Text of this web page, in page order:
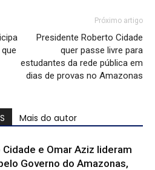
Próximo artigo
Presidente Roberto Cidade
quer passe livre para
estudantes da rede pública em
dias de provas no Amazonas
Mais do autor
e Omar Aziz lideram
Governo do Amazonas,